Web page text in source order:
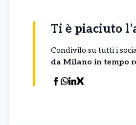
Ti è piaciuto
Condivilo su tutti i
da Milano in tempo